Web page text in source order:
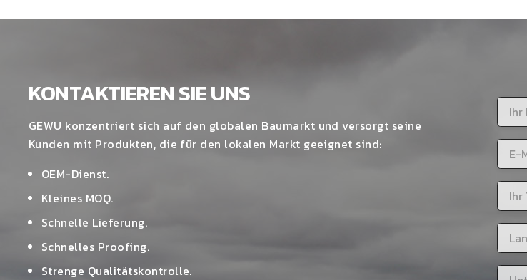
KONTAKTIEREN SIE UNS
GEWU konzentriert sich auf den globalen Baumarkt und versorgt seine
Kunden mit Produkten, die für den lokalen Markt geeignet sind:
OEM-Dienst.
Kleines MOQ.
Schnelle Lieferung.
Schnelles Proofing.
Strenge Qualitätskontrolle.